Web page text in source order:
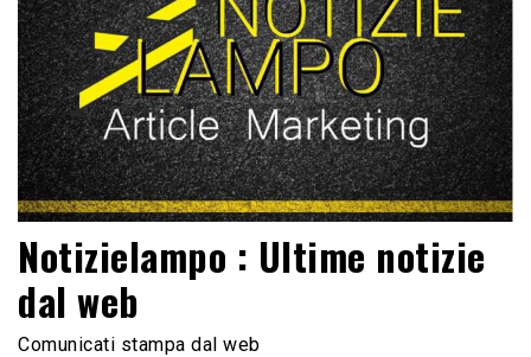
Notizielampo : Ultime notizie
dal web
Comunicati stampa dal web